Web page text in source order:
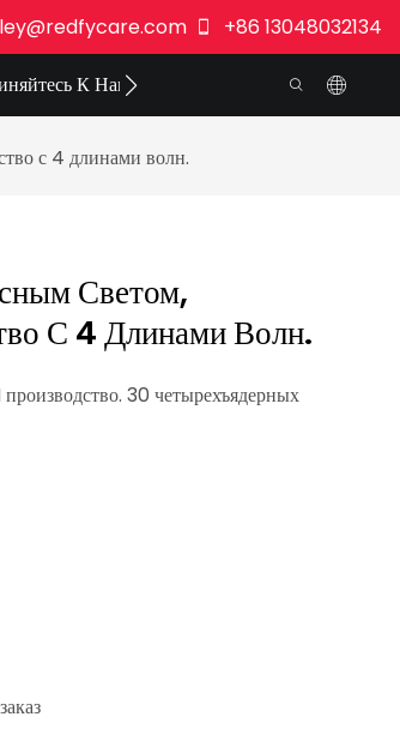
+86 13048032134
К Нам
с 4 длинами волн.
Светом,
С 4 Длинами Волн.
30 четырехъядерных